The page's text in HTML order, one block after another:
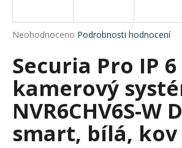
Průměrné
produktu
je
0,0
5
hvězdiček.
Neohodnoceno Podrobnosti hodnocení
Securia Pro IP 6
kamerový
NVR6CHV6S-W
smart, bílá, kov
j
t
?
HLEDAT